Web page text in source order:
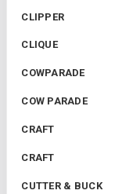
CLIPPER
CLIQUE
COWPARADE
COW PARADE
CRAFT
CRAFT
CUTTER & BUCK